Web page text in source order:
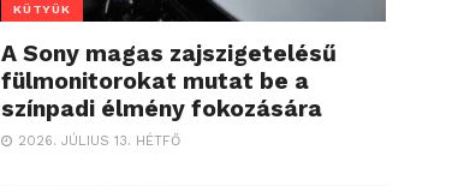
KÜTYÜK
A Sony magas zajszigetelésű
fülmonitorokat mutat be a
színpadi élmény fokozására
2026. JÚLIUS 13. HÉTFŐ